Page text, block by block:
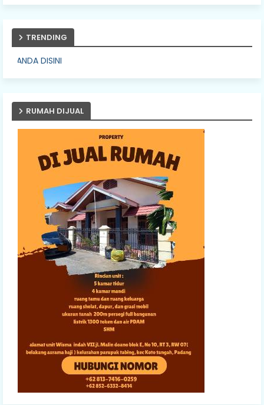
TRENDING
RUMAH DIJUAL